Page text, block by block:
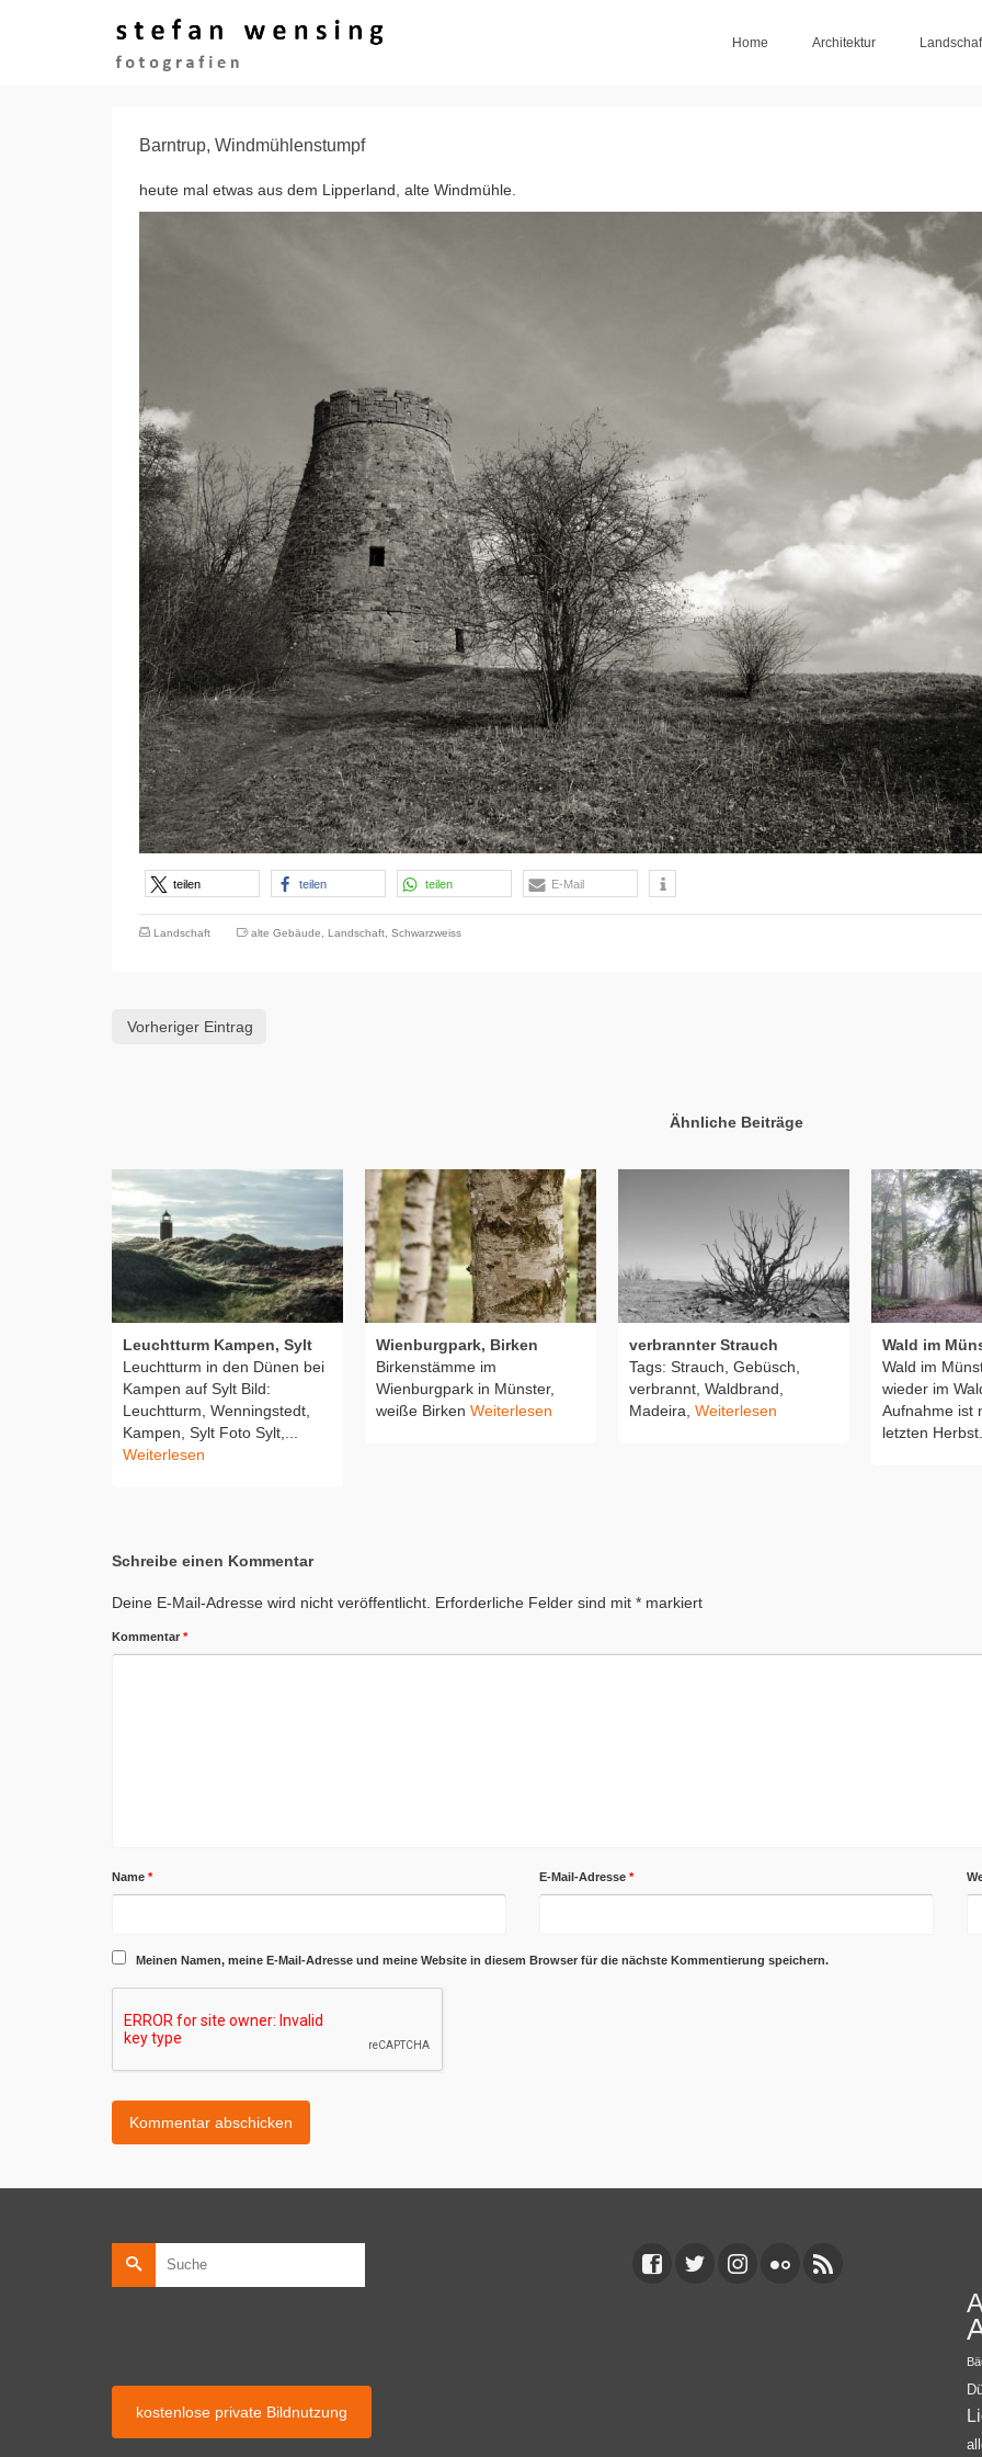
Home Architektur
Barntrup, Windmühlenstumpf
heute mal etwas aus dem Lipperland, alte Windmühle.
teilen teilen teilen E-Mail
Landschaft alte Gebäude Landschaft Schwarzweiss
Vorheriger Eintrag
Ähnliche Beiträge
Leuchtturm Kampen, Sylt
Leuchtturm in den Dünen bei
Kampen auf Sylt Bild:
Leuchtturm, Wenningstedt,
Kampen, Sylt Foto Sylt,...
Weiterlesen
Wienburgpark, Birken
Birkenstämme im
Wienburgpark in Münster,
weiße Birken Weiterlesen
verbrannter Strauch
Tags: Strauch, Gebüsch,
verbrannt, Waldbrand,
Madeira, Weiterlesen
Wald im
Wald im
wieder im
Aufnahme ist
letzten
Schreibe einen Kommentar
Deine E-Mail-Adresse wird nicht veröffentlicht. Erforderliche Felder sind mit * markiert
Kommentar *
Name * E-Mail-Adresse *
Meinen Namen, meine E-Mail-Adresse und meine Website in diesem Browser für die nächste Kommentierung speichern.
Suche
nach:
kostenlose private Bildnutzung